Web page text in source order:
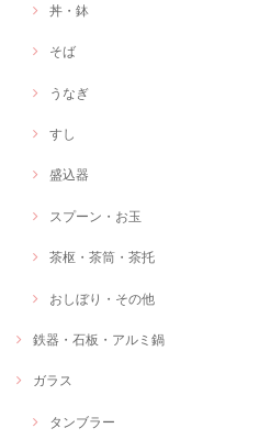
丼・鉢
そば
うなぎ
すし
盛込器
スプーン・お玉
茶枢・茶筒・茶托
おしぼり・その他
鉄器・石板・アルミ鍋
ガラス
タンブラー